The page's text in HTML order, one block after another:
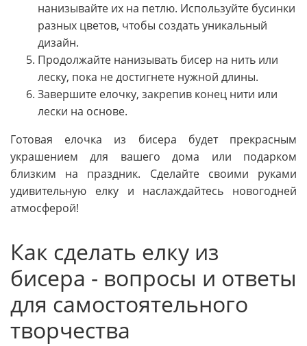
нанизывайте их на петлю. Используйте бусинки
разных цветов, чтобы создать уникальный
дизайн.
Продолжайте нанизывать бисер на нить или
леску, пока не достигнете нужной длины.
Завершите елочку, закрепив конец нити или
лески на основе.
Готовая елочка из бисера будет прекрасным
украшением для вашего дома или подарком
близким на праздник. Сделайте своими руками
удивительную елку и наслаждайтесь новогодней
атмосферой!
Как сделать елку из
бисера - вопросы и ответы
для самостоятельного
творчества